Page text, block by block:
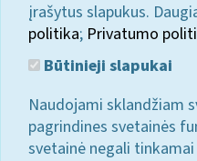
įrašytus slapukus.
politika; Privatumo
Būtinieji slapukai
Naudojami sklandžiam
pagrindines svetainės
svetainė negali